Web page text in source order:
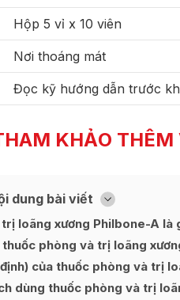
Hộp 5 vỉ x 10 viên
Nơi thoáng mát
Đọc kỹ hướng dẫn trước
KHẢO
dung bài viết [
Ẩn
loãng xương Philbone-A là
thuốc phòng và trị loãng
của thuốc phòng và trị
dùng thuốc phòng và trị